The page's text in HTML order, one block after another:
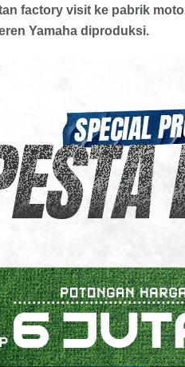
factory visit ke pabrik
Yamaha diproduksi.